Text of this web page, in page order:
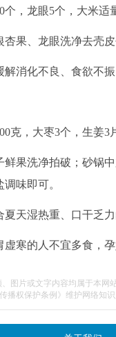
，龙眼5个，大米适
果、龙眼洗净去壳
消化不良、食欲不振
克，大枣3个，生姜3
果洗净拍破；砂锅
味即可。
天湿热重、口干乏力
寒的人不宜多食，
图片或文字内容均属于本
播权保护条例》维护网络知识